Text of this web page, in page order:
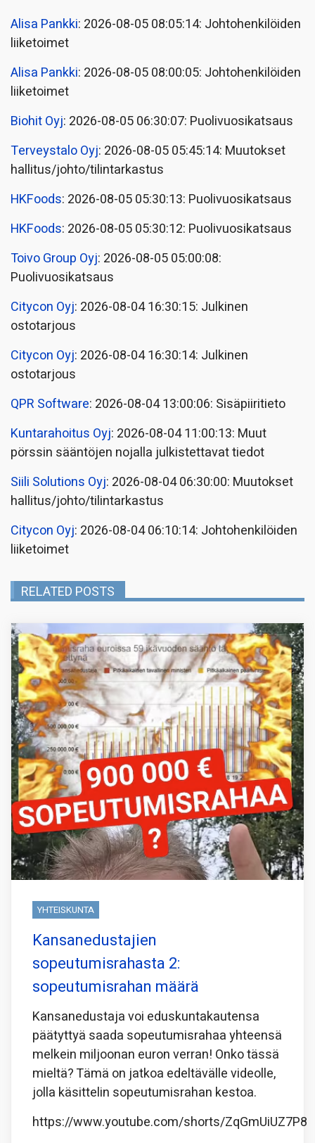
Alisa Pankki: 2026-08-05 08:05:14: Johtohenkilöiden
liiketoimet
Alisa Pankki: 2026-08-05 08:00:05: Johtohenkilöiden
liiketoimet
Biohit Oyj: 2026-08-05 06:30:07: Puolivuosikatsaus
Terveystalo Oyj: 2026-08-05 05:45:14: Muutokset
hallitus/johto/tilintarkastus
HKFoods: 2026-08-05 05:30:13: Puolivuosikatsaus
HKFoods: 2026-08-05 05:30:12: Puolivuosikatsaus
Toivo Group Oyj: 2026-08-05 05:00:08:
Puolivuosikatsaus
Citycon Oyj: 2026-08-04 16:30:15: Julkinen
ostotarjous
Citycon Oyj: 2026-08-04 16:30:14: Julkinen
ostotarjous
QPR Software: 2026-08-04 13:00:06: Sisäpiiritieto
Kuntarahoitus Oyj: 2026-08-04 11:00:13: Muut
pörssin sääntöjen nojalla julkistettavat tiedot
Siili Solutions Oyj: 2026-08-04 06:30:00: Muutokset
hallitus/johto/tilintarkastus
Citycon Oyj: 2026-08-04 06:10:14: Johtohenkilöiden
liiketoimet
RELATED POSTS
YHTEISKUNTA
Kansanedustajien
sopeutumisrahasta 2:
sopeutumisrahan määrä
Kansanedustaja voi eduskuntakautensa
päätyttyä saada sopeutumisrahaa yhteensä
melkein miljoonan euron verran! Onko tässä
mieltä? Tämä on jatkoa edeltävälle videolle,
jolla käsittelin sopeutumisrahan kestoa.
https://www.youtube.com/shorts/ZqGmUiUZ7P8